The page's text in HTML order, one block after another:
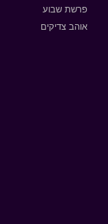
פרשת שבוע
אוהב צדיקים